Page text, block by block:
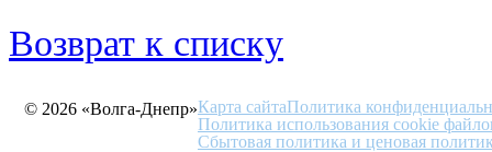
Возврат к списку
© 2026 «Волга-Днепр»Карта сайтаПолитика
Политика использования cookie
Сбытовая политика и ценовая